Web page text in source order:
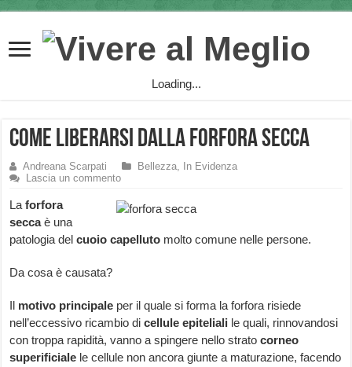
Loading...
Come liberarsi dalla forfora secca
Andreana Scarpati Bellezza,
In Evidenza
Lascia un commento
Laforfora
seccaè una
patologia delcuoio capelluto molto comune nelle persone.
Da cosa è causata?
Il motivo principale per il quale si forma la forfora risiede
nell’eccessivo ricambio dicellule epiteliali le quali, rinnovandosi
con troppa rapidità, vanno a spingere nello stratocorneo
superificiale le cellule non ancora giunte a maturazione, facendo